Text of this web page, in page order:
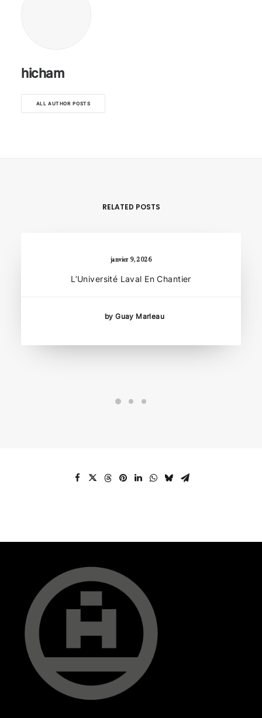
hicham
ALL AUTHOR POSTS
RELATED POSTS
janvier 9, 2026
L’Université Laval En Chantier
by Guay Marleau